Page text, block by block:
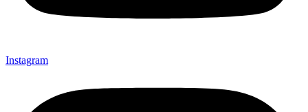
Instagram